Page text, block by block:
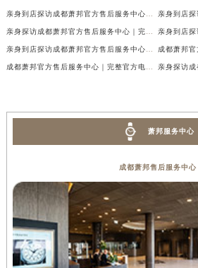
萧邦服务中心
成都萧邦售后服务中心